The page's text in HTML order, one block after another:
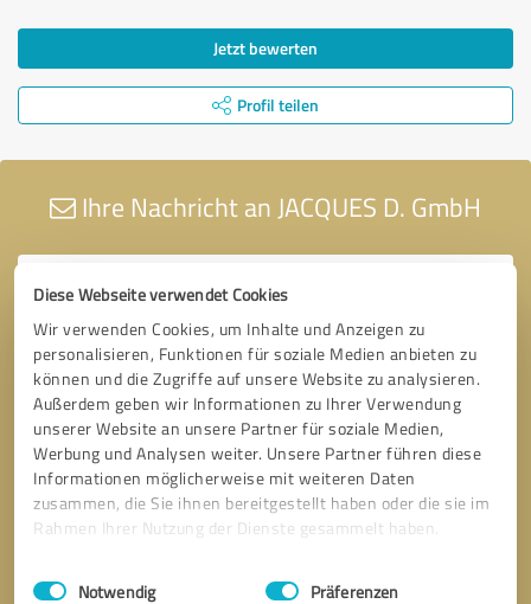
Diese Webseite verwendet Cookies
Wir verwenden Cookies, um Inhalte und Anzeigen zu
personalisieren, Funktionen für soziale Medien anbieten zu
können und die Zugriffe auf unsere Website zu analysieren.
Außerdem geben wir Informationen zu Ihrer Verwendung
unserer Website an unsere Partner für soziale Medien,
Werbung und Analysen weiter. Unsere Partner führen diese
Informationen möglicherweise mit weiteren Daten
zusammen, die Sie ihnen bereitgestellt haben oder die sie im
Rahmen Ihrer Nutzung der Dienste gesammelt haben.
Impressum Datenschutzbestimmungen
Einwilligungsauswahl
Notwendig Präferenzen
Jetzt bewerten
Profil teilen
Ihre Nachricht an JACQUES D. GmbH